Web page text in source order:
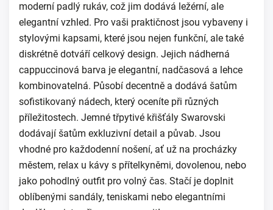
moderní padlý rukáv, což jim dodává ležérní, ale
elegantní vzhled. Pro vaši praktičnost jsou vybaveny i
stylovými kapsami, které jsou nejen funkční, ale také
diskrétně dotváří celkový design. Jejich nádherná
cappuccinová barva je elegantní, nadčasová a lehce
kombinovatelná. Působí decentně a dodává šatům
sofistikovaný nádech, který oceníte při různých
příležitostech. Jemné třpytivé křišťály Swarovski
dodávají šatům exkluzivní detail a půvab. Jsou
vhodné pro každodenní nošení, ať už na procházky
městem, relax u kávy s přítelkyněmi, dovolenou, nebo
jako pohodlný outfit pro volný čas. Stačí je doplnit
oblíbenými sandály, teniskami nebo elegantními